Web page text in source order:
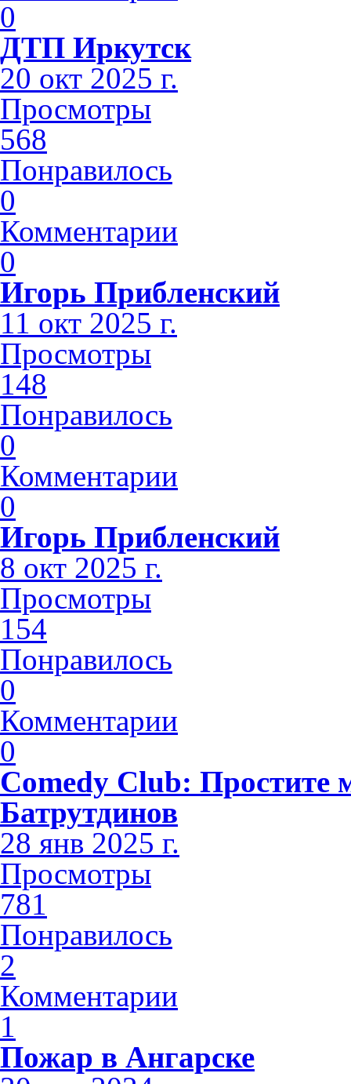
0
ДТП Иркутск
20 окт 2025 г.
Просмотры
568
Понравилось
0
Комментарии
0
Игорь Прибленский
11 окт 2025 г.
Просмотры
148
Понравилось
0
Комментарии
0
Игорь Прибленский
8 окт 2025 г.
Просмотры
154
Понравилось
0
Комментарии
0
Comedy Club:
Батрутдинов
28 янв 2025 г.
Просмотры
781
Понравилось
2
Комментарии
1
Пожар в Ангарске